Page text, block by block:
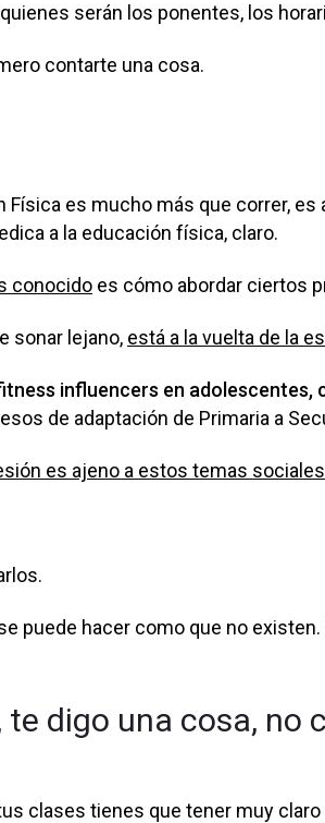
serán los ponentes, los
contarte una cosa.
Física es mucho más que correr,
a la educación física, claro.
conocido es cómo abordar ciertos
sonar lejano, está a la vuelta de la
influencers en
de adaptación de Primaria a
es ajeno a estos temas sociales
puede hacer como que no existen.
te digo una cosa, no
clases tienes que tener muy